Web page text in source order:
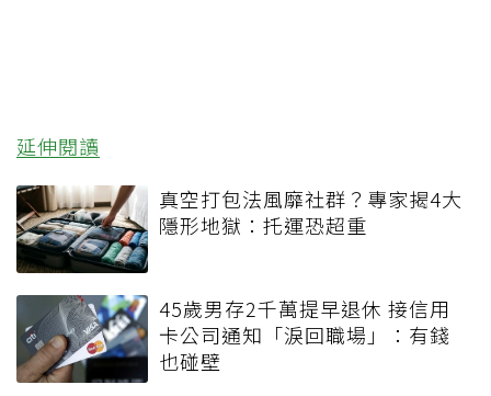
延伸閱讀
真空打包法風靡社群？專家揭4大
隱形地獄：托運恐超重
45歲男存2千萬提早退休 接信用
卡公司通知「淚回職場」：有錢
也碰壁